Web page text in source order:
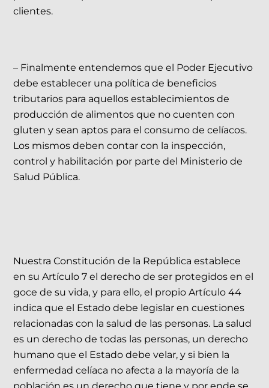
clientes.
– Finalmente entendemos que el Poder Ejecutivo
debe establecer una política de beneficios
tributarios para aquellos establecimientos de
producción de alimentos que no cuenten con
gluten y sean aptos para el consumo de celíacos.
Los mismos deben contar con la inspección,
control y habilitación por parte del Ministerio de
Salud Pública.
Nuestra Constitución de la República establece
en su Artículo 7 el derecho de ser protegidos en el
goce de su vida, y para ello, el propio Artículo 44
indica que el Estado debe legislar en cuestiones
relacionadas con la salud de las personas. La salud
es un derecho de todas las personas, un derecho
humano que el Estado debe velar, y si bien la
enfermedad celíaca no afecta a la mayoría de la